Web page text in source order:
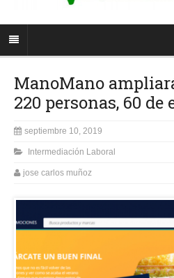
ManoMano
220 personas, 60 de
septiembre 10, 2019
Intermediación Laboral
jose carlos muñoz